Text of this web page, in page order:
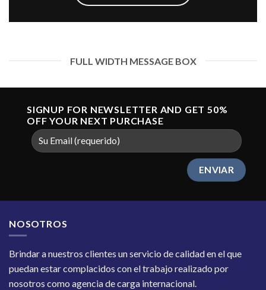
FULL WIDTH MESSAGE BOX
SIGNUP FOR NEWSLETTER AND GET 50%
OFF YOUR NEXT PURCHASE
NOSOTROS
Brindar a nuestros clientes un servicio de calidad en el que
puedan estar complacidos con el trabajo realizado por
nosotros como agencia de carga internacional.